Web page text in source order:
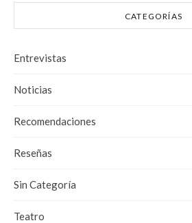
CATEGORÍAS
Entrevistas
Noticias
Recomendaciones
Reseñas
Sin Categoría
Teatro